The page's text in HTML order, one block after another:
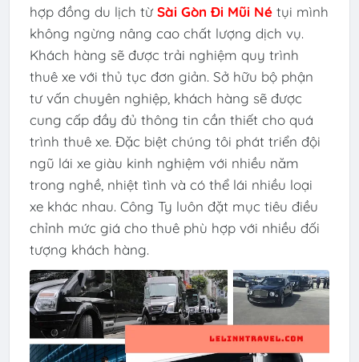
hợp đồng du lịch từSài Gòn Đi Mũi Nétụi mình
không ngừng nâng cao chất lượng dịch vụ.
Khách hàng sẽ được trải nghiệm quy trình
thuê xe với thủ tục đơn giản. Sở hữu bộ phận
tư vấn chuyên nghiệp, khách hàng sẽ được
cung cấp đầy đủ thông tin cần thiết cho quá
trình thuê xe. Đặc biệt chúng tôi phát triển đội
ngũ lái xe giàu kinh nghiệm với nhiều năm
trong nghề, nhiệt tình và có thể lái nhiều loại
xe khác nhau. Công Ty luôn đặt mục tiêu điều
chỉnh mức giá cho thuê phù hợp với nhiều đối
tượng khách hàng.